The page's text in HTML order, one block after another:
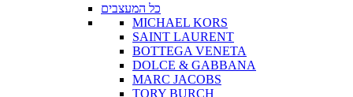
כל המעצבים
MICHAEL KORS
SAINT LAURENT
BOTTEGA VENETA
DOLCE & GABBANA
MARC JACOBS
TORY BURCH